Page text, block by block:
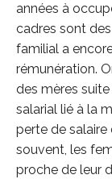
années à
cadres sont
familial a
rémunération.
des mères
salarial lié à la
perte de
souvent, les
proche de leur